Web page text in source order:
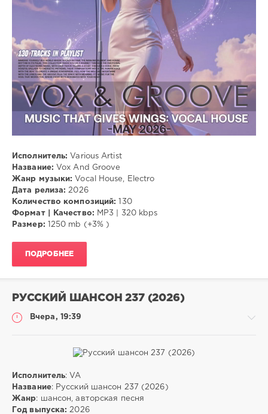
Electro
Исполнитель: Various Artist
Название: Vox And Groove
Жанр музыки: Vocal House, Electro
Дата релиза: 2026
Количество композиций:
130
Формат | Качество: MP3 | 320 kbps
Размер: 1250 mb (+3% )
ПОДРОБНЕЕ
РУССКИЙ ШАНСОН 237 (2026)
Вчера, 19:39
Музыка
ivashka
Исполнитель: VA
Название: Русский шансон 237 (2026)
Жанр: шансон, авторская песня
Год выпуска: 2026